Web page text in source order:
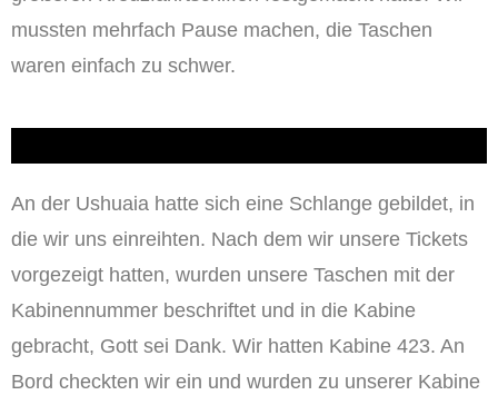
mussten mehrfach Pause machen, die Taschen
waren einfach zu schwer.
An der Ushuaia hatte sich eine Schlange gebildet, in
die wir uns einreihten. Nach dem wir unsere Tickets
vorgezeigt hatten, wurden unsere Taschen mit der
Kabinennummer beschriftet und in die Kabine
gebracht, Gott sei Dank. Wir hatten Kabine 423. An
Bord checkten wir ein und wurden zu unserer Kabine